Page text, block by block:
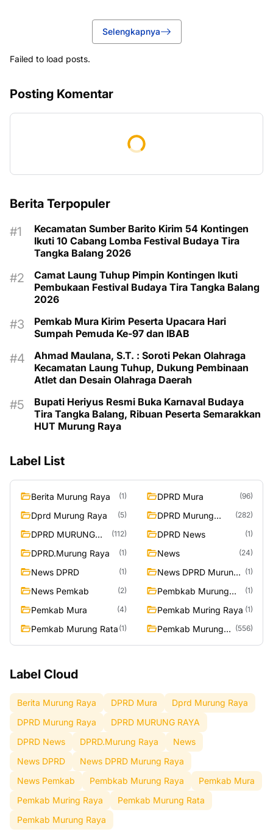
Selengkapnya
Failed to load posts.
Posting Komentar
Berita Terpopuler
Kecamatan Sumber Barito Kirim 54 Kontingen
Ikuti 10 Cabang Lomba Festival Budaya Tira
Tangka Balang 2026
Camat Laung Tuhup Pimpin Kontingen Ikuti
Pembukaan Festival Budaya Tira Tangka Balang
2026
Pemkab Mura Kirim Peserta Upacara Hari
Sumpah Pemuda Ke-97 dan IBAB
Ahmad Maulana, S.T. : Soroti Pekan Olahraga
Kecamatan Laung Tuhup, Dukung Pembinaan
Atlet dan Desain Olahraga Daerah
Bupati Heriyus Resmi Buka Karnaval Budaya
Tira Tangka Balang, Ribuan Peserta Semarakkan
HUT Murung Raya
Label List
Berita Murung Raya (1) DPRD Mura (96)
Dprd Murung Raya (5)
DPRD Murung
(282)
DPRD MURUNG
(112) DPRD News (1)
DPRD.Murung Raya (1) News (24)
News DPRD (1)
News DPRD Murung
(1)
News Pemkab (2)
Pembkab Murung
(1)
Pemkab Mura (4) Pemkab Muring Raya (1)
Pemkab Murung Rata (1)
Pemkab Murung
(556)
Label Cloud
Berita Murung Raya DPRD Mura
Dprd Murung Raya
DPRD Murung Raya
DPRD MURUNG RAYA
DPRD News
DPRD.Murung Raya
News
News DPRD
News DPRD Murung Raya
News Pemkab
Pembkab Murung Raya
Pemkab Mura
Pemkab Muring Raya
Pemkab Murung Rata
Pemkab Murung Raya